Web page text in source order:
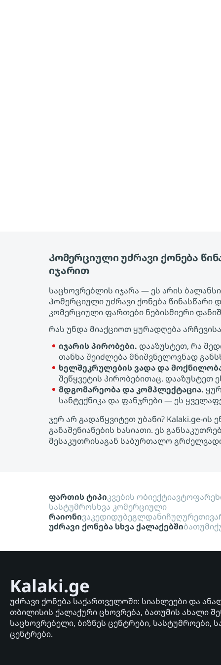
Კომერციული უძრავი ქონება
იჯარით
საცხოვრებლის იჯარა — ეს არის
Კომერციული უძრავი ქონება
კომერციული ფართები ნებისმიერი
რას უნდა მიაქციოთ ყურადღება
იჯარის პირობები. დააზუსტეთ, რა
თანხა შეიძლება მნიშვნელოვნად
ხელშეკრულების ვადა და
შეწყვეტის პირობებითაც. დააზუსტეთ
მდგომარეობა და კომპლექტაცია.
სანტექნიკა და ფანჯრები — ეს
ჯერ არ გადაწყვიტეთ უბანი? Kalaki.ge-
განაშენიანების ხასიათი. ეს
მესაკუთრისაგან საბურთალო
ფართის ტიპიკვების ობიექტი
სასტუმროსხვა კომერციული
რაიონივაკედიდუბეგლდანიჩუღურეთი
უძრავი ქონება სხვა ქალაქებშიბათუმი
Kalaki.ge
უძრავი ქონება საქართველოში: სიახლეები და
თბილისის ქალაქური ცხოვრება, ბათუმის ახალი
საცხოვრებელი, ბიზნეს ცენტრები, სასტუმროები,
ცენტრები.